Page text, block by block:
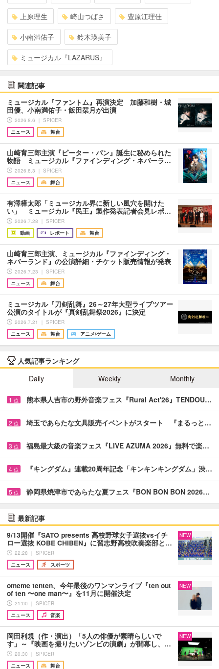
上原理生 崎山つばさ 豊原江理佳
小南満佑子 鈴木瑛美子
ミュージカル『LAZARUS』
関連記事
ミュージカル『ファントム』再演決定 加藤和樹・城
田優、小南満佑子・飯田栞月が出演
2026.8.6 ｜ SPICER
ニュース
舞台
山崎育三郎主演『ピーター・パン』誕生に秘められた
物語 ミュージカル『ファインディング・ネバーラ…
2026.8.3 ｜ SPICER
ニュース
舞台
有澤樟太郎「ミュージカル界に新しい風穴を開けた
い」 ミュージカル『民王』製作発表記者会見レポ…
2026.7.28 ｜ SPICER
動画
レポート 舞台
山崎育三郎主演、ミュージカル『ファインディング・
ネバーランド』の公演詳細・チケット販売情報が発表
2026.7.23 ｜ SPICER
ニュース
舞台
ミュージカル『刀剣乱舞』26～27年大型ライブツアー
公演のタイトルが『真剣乱舞祭2026』に決定
2026.7.21 ｜ SPICER
ニュース
舞台 アニメ/ゲーム
人気記事ランキング
Daily
Weekly Monthly
1 位 熊本県人吉市の野外音楽フェス『Rural Act'26』TENDOU…
2 位 埼玉であらたな文具販売イベントがスタート 『まるっと…
3 位 福島最大級の音楽フェス『LIVE AZUMA 2026』無料で楽…
4 位 『キングダム』連載20周年記念「キンキンキングダム」渋…
5 位 静岡県焼津市であらたな夏フェス『BON BON BON 2026…
最新記事
9/13開催『SATO presents 高校野球女子選抜vsイチ
ロー選抜 KOBE CHIBEN』に習志野高校吹奏楽部と…
22:28 ｜ SPICER
ニュース
スポーツ
NEW
omeme tenten、今年最後のワンマンライブ『ten out
of ten 〜one man〜』を11月に開催決定
21:00 ｜ SPICER
ニュース
音楽
NEW
岡田利規（作・演出）「5人の俳優が素晴らしいで
す」～『映画を撮りたいゾンビの演劇』が開幕し、…
20:30 ｜ SPICER
ニュース
舞台
NEW